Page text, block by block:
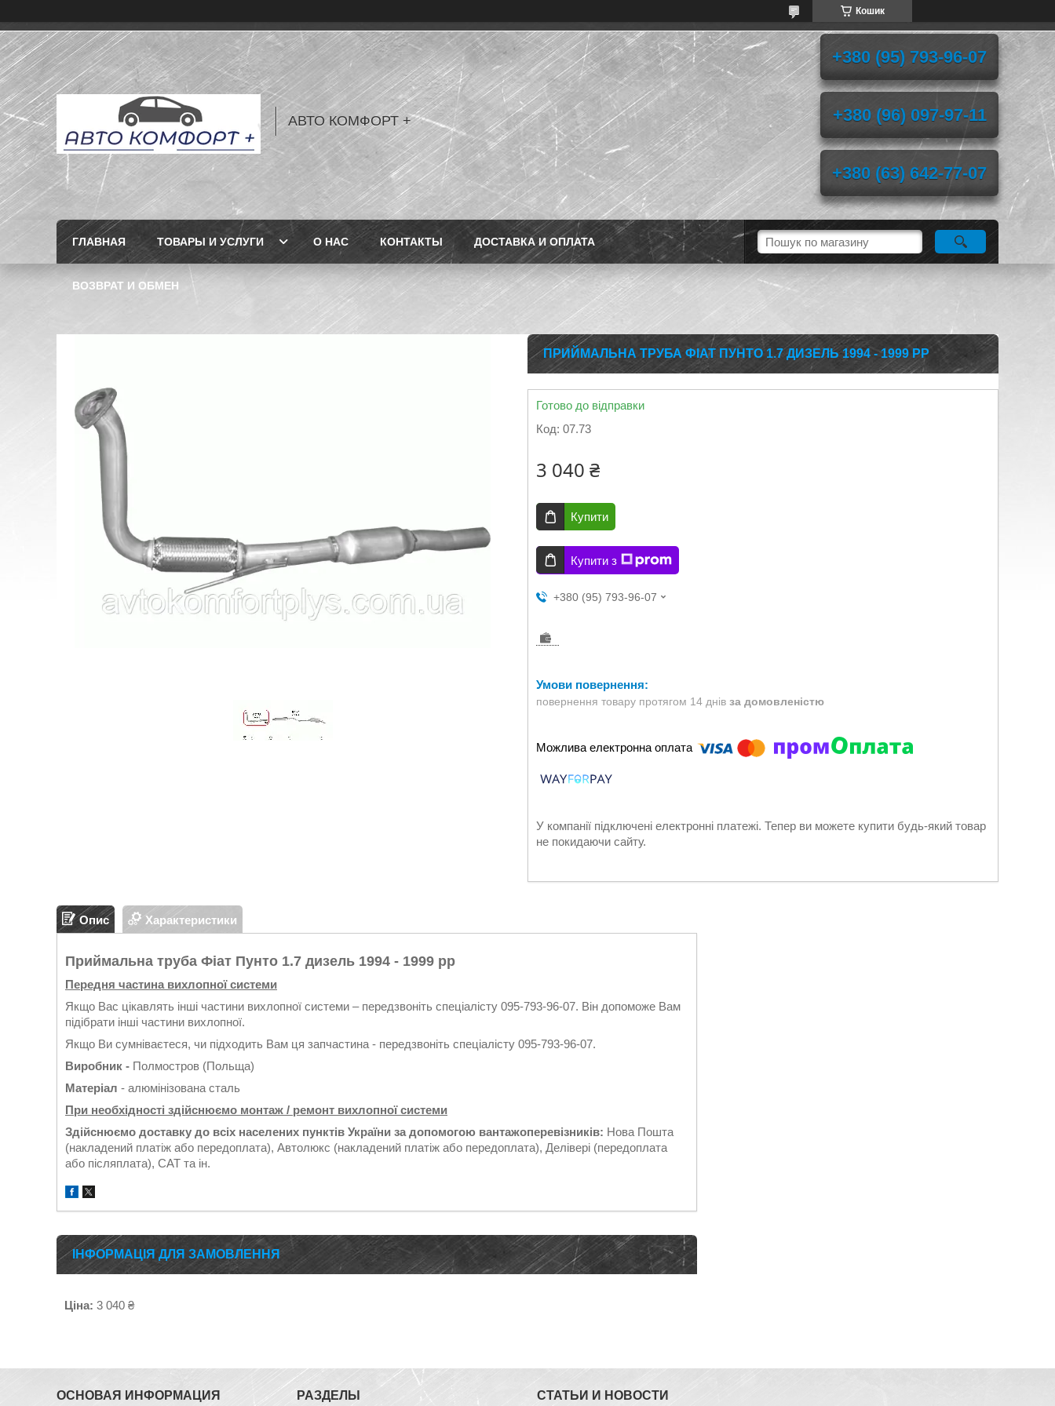
Кошик
АВТО КОМФОРТ +
+380 (95) 793-96-07
+380 (96) 097-97-11
+380 (63) 642-77-07
ГЛАВНАЯ ТОВАРЫ И УСЛУГИ О НАС КОНТАКТЫ ДОСТАВКА И ОПЛАТА
ВОЗВРАТ И ОБМЕН
ПРИЙМАЛЬНА ТРУБА ФІАТ ПУНТО 1.7 ДИЗЕЛЬ 1994 - 1999 РР
Готово до відправки
Код: 07.73
3 040 ₴
Купити
Купити з
+380 (95) 793-96-07
повернення товару протягом 14 днів за домовленістю
У компанії підключені електронні платежі. Тепер ви можете купити будь-який товар
не покидаючи сайту.
Опис Характеристики
Приймальна труба Фіат Пунто 1.7 дизель 1994 - 1999 рр
Передня частина вихлопної системи
Якщо Вас цікавлять інші частини вихлопної системи – передзвоніть спеціалісту 095-793-96-07. Він допоможе Вам
підібрати інші частини вихлопної.
Якщо Ви сумніваєтеся, чи підходить Вам ця запчастина - передзвоніть спеціалісту 095-793-96-07.
Виробник - Полмостров (Польща)
Матеріал - алюмінізована сталь
При необхідності здійснюємо монтаж / ремонт вихлопної системи
Здійснюємо доставку до всіх населених пунктів України за допомогою вантажоперевізників: Нова Пошта
(накладений платіж або передоплата), Автолюкс (накладений платіж або передоплата), Делівері (передоплата
або післяплата), САТ та ін.
ІНФОРМАЦІЯ ДЛЯ ЗАМОВЛЕННЯ
Ціна: 3 040 ₴
ОСНОВАЯ ИНФОРМАЦИЯ РАЗДЕЛЫ СТАТЬИ И НОВОСТИ